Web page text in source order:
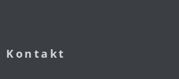
Kontakt